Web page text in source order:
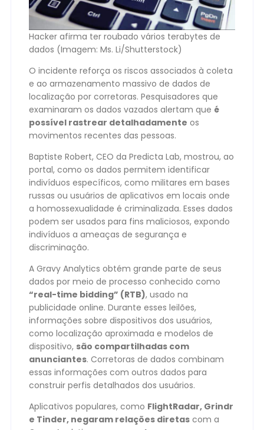
Hacker afirma ter roubado vários terabytes de
dados (Imagem: Ms. Li/Shutterstock)
O incidente reforça os riscos associados à coleta
e ao armazenamento massivo de dados de
localização por corretoras. Pesquisadores que
examinaram os dados vazados alertam que é
possível rastrear detalhadamente os
movimentos recentes das pessoas.
Baptiste Robert, CEO da Predicta Lab, mostrou, ao
portal, como os dados permitem identificar
indivíduos específicos, como militares em bases
russas ou usuários de aplicativos em locais onde
a homossexualidade é criminalizada. Esses dados
podem ser usados para fins maliciosos, expondo
indivíduos a ameaças de segurança e
discriminação.
A Gravy Analytics obtém grande parte de seus
dados por meio de processo conhecido como
“real-time bidding” (RTB), usado na
publicidade online. Durante esses leilões,
informações sobre dispositivos dos usuários,
como localização aproximada e modelos de
dispositivo, são compartilhadas com
anunciantes. Corretoras de dados combinam
essas informações com outros dados para
construir perfis detalhados dos usuários.
Aplicativos populares, como FlightRadar, Grindr
e Tinder, negaram relações diretas com a